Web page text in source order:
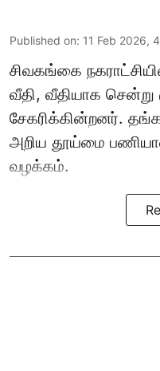
Published on: 11 Feb 2026,
சிவகங்கை
வீதி, வீதியாக
சேகரிக்கின்றனர்.
அறிய தூய்மை
வழக்கம்.